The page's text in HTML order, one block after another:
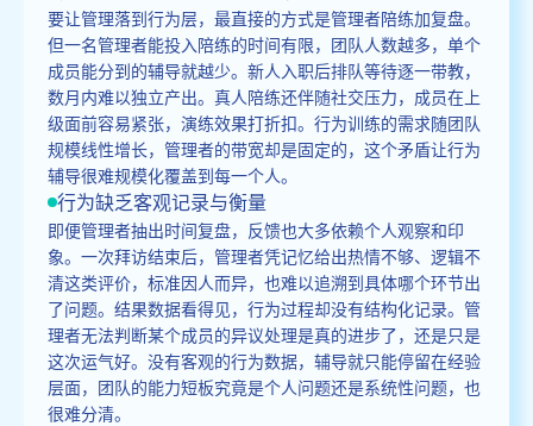
要让管理落到行为层，最直接的方式是管理者陪练加复盘。
但一名管理者能投入陪练的时间有限，团队人数越多，单个
成员能分到的辅导就越少。新人入职后排队等待逐一带教，
数月内难以独立产出。真人陪练还伴随社交压力，成员在上
级面前容易紧张，演练效果打折扣。行为训练的需求随团队
规模线性增长，管理者的带宽却是固定的，这个矛盾让行为
辅导很难规模化覆盖到每一个人。
行为缺乏客观记录与衡量
即便管理者抽出时间复盘，反馈也大多依赖个人观察和印
象。一次拜访结束后，管理者凭记忆给出热情不够、逻辑不
清这类评价，标准因人而异，也难以追溯到具体哪个环节出
了问题。结果数据看得见，行为过程却没有结构化记录。管
理者无法判断某个成员的异议处理是真的进步了，还是只是
这次运气好。没有客观的行为数据，辅导就只能停留在经验
层面，团队的能力短板究竟是个人问题还是系统性问题，也
很难分清。